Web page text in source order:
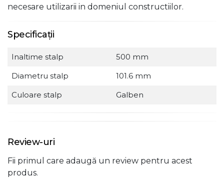
necesare utilizarii in domeniul constructiilor.
Specificații
Inaltime stalp
500 mm
Diametru stalp
101.6 mm
Culoare stalp
Galben
Review-uri
Fii primul care adaugă un review pentru acest
produs.